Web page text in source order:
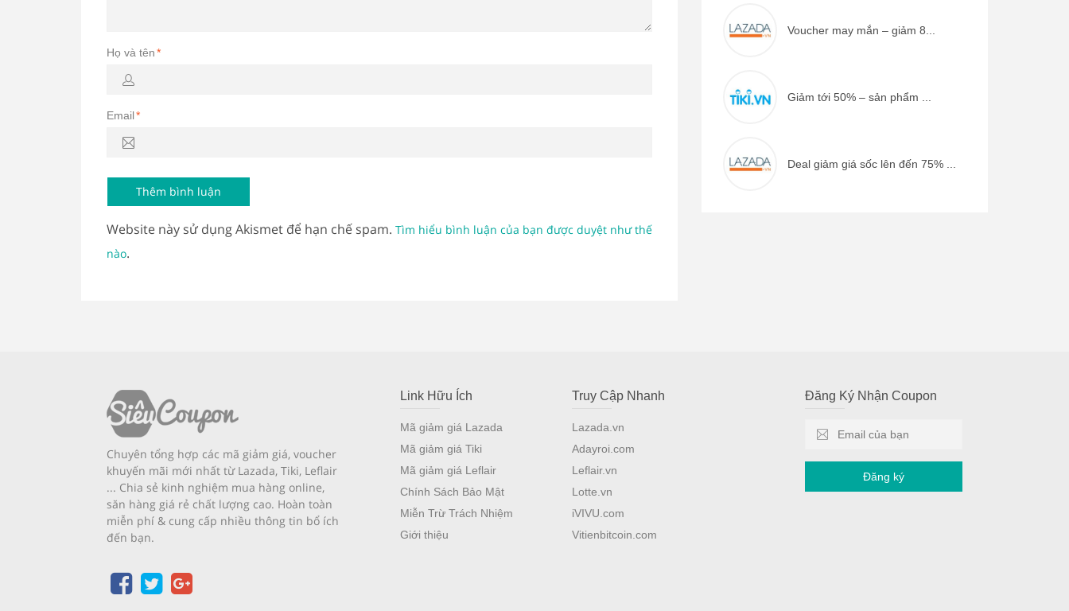
Họ và tên*
Email*
Website này sử dụng Akismet để hạn chế spam. Tìm hiểu bình luận của bạn được duyệt như thế
nào.
Voucher may mắn – giảm 8...
Giảm tới 50% – sản phẩm ...
Deal giảm giá sốc lên đến 75% ...
Chuyên tổng hợp các mã giảm giá, voucher
khuyến mãi mới nhất từ Lazada, Tiki, Leflair
... Chia sẻ kinh nghiệm mua hàng online,
săn hàng giá rẻ chất lượng cao. Hoàn toàn
miễn phí & cung cấp nhiều thông tin bổ ích
đến bạn.
Link Hữu Ích
Mã giảm giá Lazada
Mã giảm giá Tiki
Mã giảm giá Leflair
Chính Sách Bảo Mật
Miễn Trừ Trách Nhiệm
Giới thiệu
Truy Cập Nhanh
Lazada.vn
Adayroi.com
Leflair.vn
Lotte.vn
iVIVU.com
Vitienbitcoin.com
Đăng Ký Nhận Coupon
Đăng ký